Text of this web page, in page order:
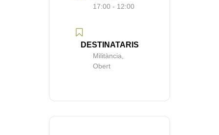
17:00 - 12:00
DESTINATARIS
Militància,
Obert